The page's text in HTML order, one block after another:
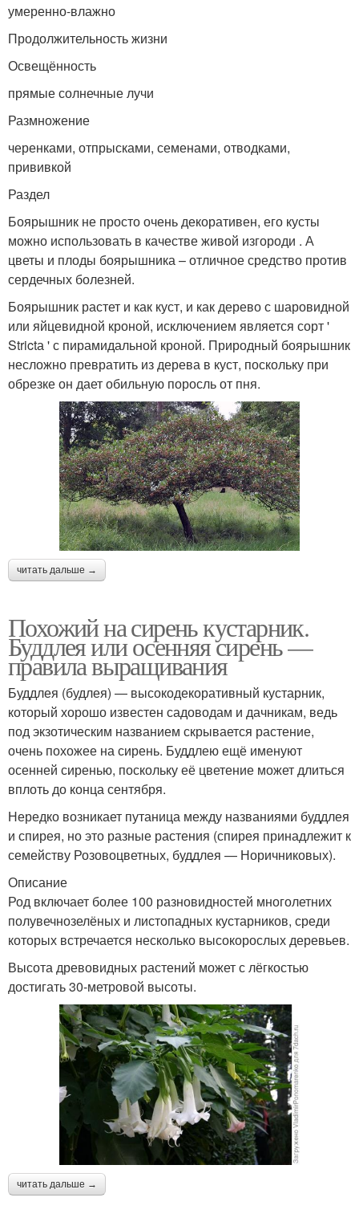
умеренно-влажно
Продолжительность жизни
Освещённость
прямые солнечные лучи
Размножение
черенками, отпрысками, семенами, отводками,
прививкой
Раздел
Боярышник не просто очень декоративен, его кусты
можно использовать в качестве живой изгороди . А
цветы и плоды боярышника – отличное средство против
сердечных болезней.
Боярышник растет и как куст, и как дерево с шаровидной
или яйцевидной кроной, исключением является сорт '
Strictа ' с пирамидальной кроной. Природный боярышник
несложно превратить из дерева в куст, поскольку при
обрезке он дает обильную поросль от пня.
читать дальше →
Похожий на сирень кустарник.
Буддлея или осенняя сирень —
правила выращивания
Буддлея (будлея) — высокодекоративный кустарник,
который хорошо известен садоводам и дачникам, ведь
под экзотическим названием скрывается растение,
очень похожее на сирень. Буддлею ещё именуют
осенней сиренью, поскольку её цветение может длиться
вплоть до конца сентября.
Нередко возникает путаница между названиями буддлея
и спирея, но это разные растения (спирея принадлежит к
семейству Розовоцветных, буддлея — Норичниковых).
Описание
Род включает более 100 разновидностей многолетних
полувечнозелёных и листопадных кустарников, среди
которых встречается несколько высокорослых деревьев.
Высота древовидных растений может с лёгкостью
достигать 30-метровой высоты.
читать дальше →